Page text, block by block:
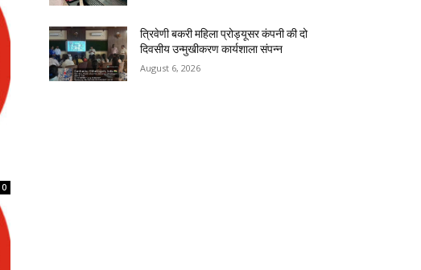
0
त्रिवेणी बकरी महिला प्रोड्यूसर कंपनी की दो
दिवसीय उन्मुखीकरण कार्यशाला संपन्न
August 6, 2026